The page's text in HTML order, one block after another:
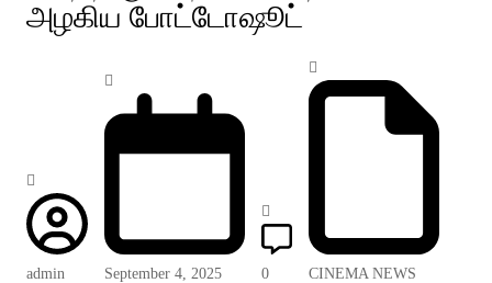
அழகிய போட்டோஷூட்
admin September 4, 2025 0 CINEMA NEWS